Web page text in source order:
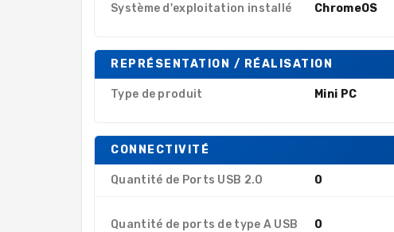
Système d'exploitation installé ChromeOS
REPRÉSENTATION / RÉALISATION
Type de produit Mini PC
CONNECTIVITÉ
Quantité de Ports USB 2.0 0
Quantité de ports de type A USB
0